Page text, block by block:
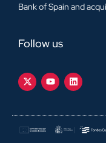
Bank of Spain and
Follow us